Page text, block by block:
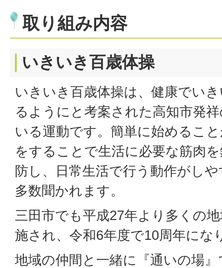
取り組み内容
いきいき百歳体操
いきいき百歳体操は、健康でい
るようにと考案された高知市発
いる運動です。簡単に始めるこ
をすることで生活に必要な筋肉
防し、日常生活で行う動作がし
多数聞かれます。
三田市でも平成27年より多くの
施され、令和6年度で10周年にな
地域の仲間と一緒に『通いの場